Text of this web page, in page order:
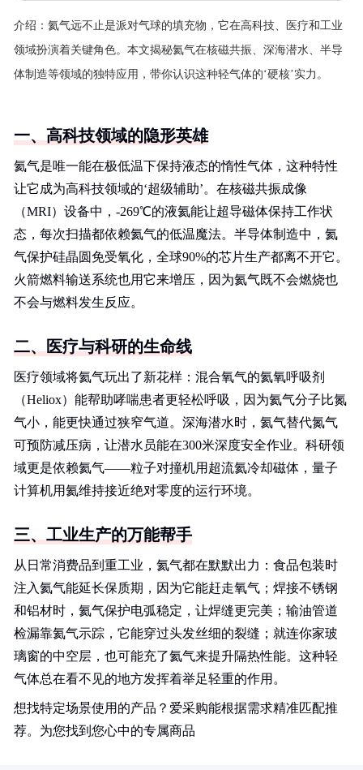
介绍： 氦气远不止是派对气球的填充物，它在高科技、医疗和工业
领域扮演着关键角色。本文揭秘氦气在核磁共振、深海潜水、半导
体制造等领域的独特应用，带你认识这种轻气体的‘硬核’实力。
一、高科技领域的隐形英雄
氦气是唯一能在极低温下保持液态的惰性气体，这种特性
让它成为高科技领域的‘超级辅助’。在核磁共振成像
（MRI）设备中，-269℃的液氦能让超导磁体保持工作状
态，每次扫描都依赖氦气的低温魔法。半导体制造中，氦
气保护硅晶圆免受氧化，全球90%的芯片生产都离不开它。
火箭燃料输送系统也用它来增压，因为氦气既不会燃烧也
不会与燃料发生反应。
二、医疗与科研的生命线
医疗领域将氦气玩出了新花样：混合氧气的氦氧呼吸剂
（Heliox）能帮助哮喘患者更轻松呼吸，因为氦气分子比氮
气小，能更快通过狭窄气道。深海潜水时，氦气替代氮气
可预防减压病，让潜水员能在300米深度安全作业。科研领
域更是依赖氦气——粒子对撞机用超流氦冷却磁体，量子
计算机用氦维持接近绝对零度的运行环境。
三、工业生产的万能帮手
从日常消费品到重工业，氦气都在默默出力：食品包装时
注入氦气能延长保质期，因为它能赶走氧气；焊接不锈钢
和铝材时，氦气保护电弧稳定，让焊缝更完美；输油管道
检漏靠氦气示踪，它能穿过头发丝细的裂缝；就连你家玻
璃窗的中空层，也可能充了氦气来提升隔热性能。这种轻
气体总在看不见的地方发挥着举足轻重的作用。
想找特定场景使用的产品？爱采购能根据需求精准匹配推
荐。为您找到您心中的专属商品